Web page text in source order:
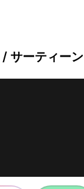
サーティーン